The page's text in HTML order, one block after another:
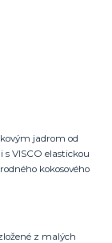
jadrom od
VISCO elastickou
kokosového
z malých